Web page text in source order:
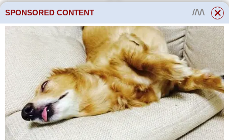
požadovaným: pevný, odolný,
odolný proti opotřebení. Ale je tu
jedna významná nevýhoda –
když je mokré, linoleum klouže,
což je nebezpečné. Také taková
alternativa vypadá zvenčí ošklivě.
Polyethylenový film
Tento typ substrátu je vhodný pro
SPONSORED CONTENT